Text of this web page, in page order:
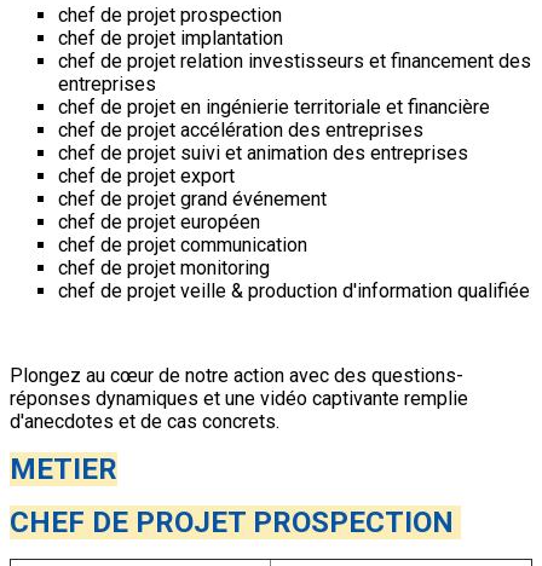
chef de projet prospection
chef de projet implantation
chef de projet relation investisseurs et financement des
entreprises
chef de projet en ingénierie territoriale et financière
chef de projet accélération des entreprises
chef de projet suivi et animation des entreprises
chef de projet export
chef de projet grand événement
chef de projet européen
chef de projet communication
chef de projet monitoring
chef de projet veille & production d'information qualifiée
Plongez au cœur de notre action avec des questions-
réponses dynamiques et une vidéo captivante remplie
d'anecdotes et de cas concrets.
METIER
CHEF DE PROJET PROSPECTION